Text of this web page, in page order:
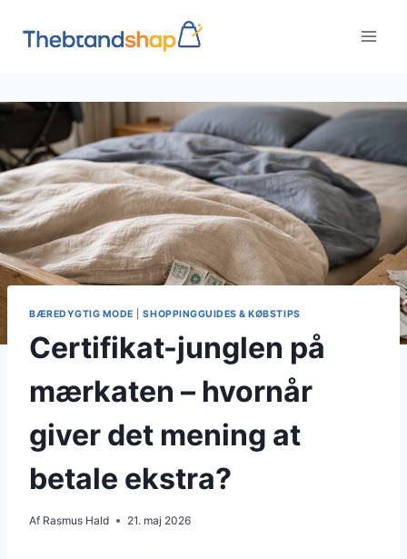
indhold
BÆREDYGTIG MODE |SHOPPINGGUIDES & KØBSTIPS
Certifikat-junglen på
mærkaten – hvornår
giver det mening at
betale ekstra?
Af Rasmus Hald 21. maj 2026